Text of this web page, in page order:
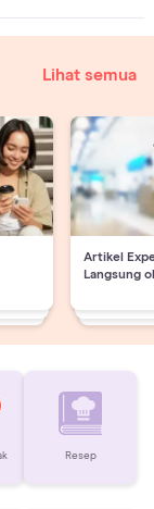
Lihat semua
Artikel
Langsung
Resep